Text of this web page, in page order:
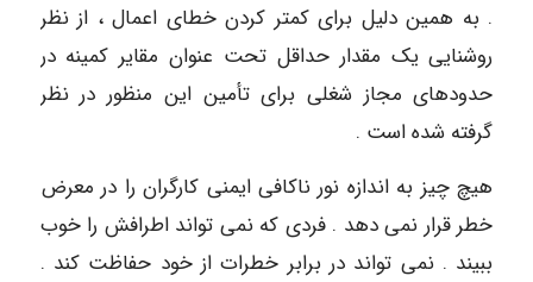
. به همین دلیل برای کمتر کردن خطای اعمال ، از نظر
روشنایی یک مقدار حداقل تحت عنوان مقایر کمینه در
حدودهای مجاز شغلی برای تأمین این منظور در نظر
گرفته شده است .
هیچ چیز به اندازه نور ناکافی ایمنی کارگران را در معرض
خطر قرار نمی دهد . فردی که نمی تواند اطرافش را خوب
ببیند . نمی تواند در برابر خطرات از خود حفاظت کند .